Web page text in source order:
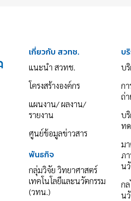
เกี่ยวกับ สวทช.
แนะนำ สวทช.
โครงสร้างองค์กร
แผนงาน/ ผลงาน/
รายงาน
ศูนย์ข้อมูลข่าวสาร
พันธกิจ
กลุ่มวิจัย วิทยาศาสตร์
เทคโนโลยีและนวัตกรรม
(วทน.)
บ
บ
ก
ถ่
บ
ท
มา
ภ
น
กล
น